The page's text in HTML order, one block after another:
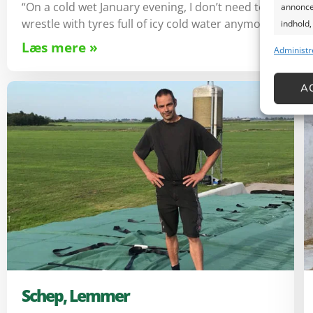
og
“On a cold wet January evening, I don’t need to
wrestle with tyres full of icy cold water anymore.”
Læs mere »
Schep, Lemmer